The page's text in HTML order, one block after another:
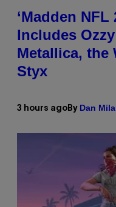
‘Madden NFL
Includes
Metallica, the
Styx
3 hours ago By Dan